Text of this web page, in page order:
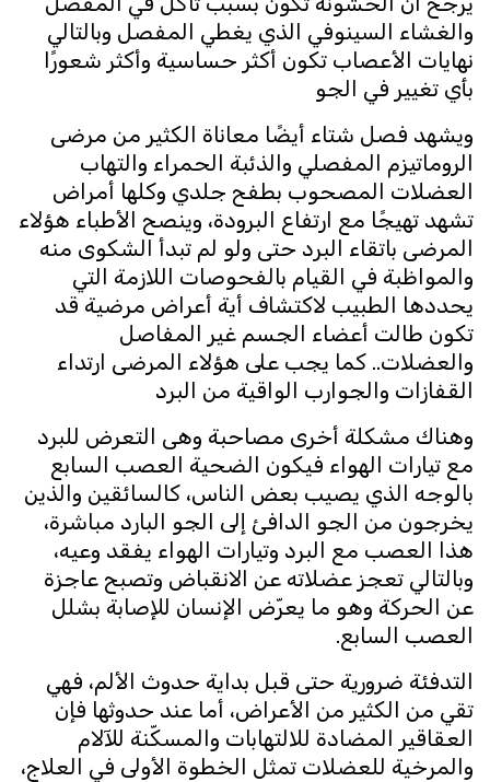
والغشاء السينوفي الذي يغطي المفصل وبالتالي
نهايات الأعصاب تكون أكثر حساسية وأكثر شعورًا
بأي تغيير في الجو
ويشهد فصل شتاء أيضًا معاناة الكثير من مرضى
الروماتيزم المفصلي والذئبة الحمراء والتهاب
العضلات المصحوب بطفح جلدي وكلها أمراض
تشهد تهيجًا مع ارتفاع البرودة، وينصح الأطباء هؤلاء
المرضى باتقاء البرد حتى ولو لم تبدأ الشكوى منه
والمواظبة في القيام بالفحوصات اللازمة التي
يحددها الطبيب لاكتشاف أية أعراض مرضية قد
تكون طالت أعضاء الجسم غير المفاصل
والعضلات.. كما يجب على هؤلاء المرضى ارتداء
القفازات والجوارب الواقية من البرد
وهناك مشكلة أخرى مصاحبة وهى التعرض للبرد
مع تيارات الهواء فيكون الضحية العصب السابع
بالوجه الذي يصيب بعض الناس، كالسائقين والذين
يخرجون من الجو الدافئ إلى الجو البارد مباشرة،
هذا العصب مع البرد وتيارات الهواء يفقد وعيه،
وبالتالي تعجز عضلاته عن الانقباض وتصبح عاجزة
عن الحركة وهو ما يعرّض الإنسان للإصابة بشلل
العصب السابع.
التدفئة ضرورية حتى قبل بداية حدوث الألم، فهي
تقي من الكثير من الأعراض، أما عند حدوثها فإن
العقاقير المضادة للالتهابات والمسكّنة للآلام
والمرخية للعضلات تمثل الخطوة الأولى في العلاج،